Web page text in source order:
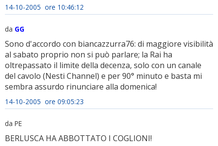
14-10-2005 ore 10:46:12
da GG
Sono d'accordo con biancazzurra76: di maggiore visibilità
al sabato proprio non si può parlare; la Rai ha
oltrepassato il limite della decenza, solo con un canale
del cavolo (Nesti Channel) e per 90° minuto e basta mi
sembra assurdo rinunciare alla domenica!
14-10-2005 ore 09:05:23
da PE
BERLUSCA HA ABBOTTATO I COGLIONI!